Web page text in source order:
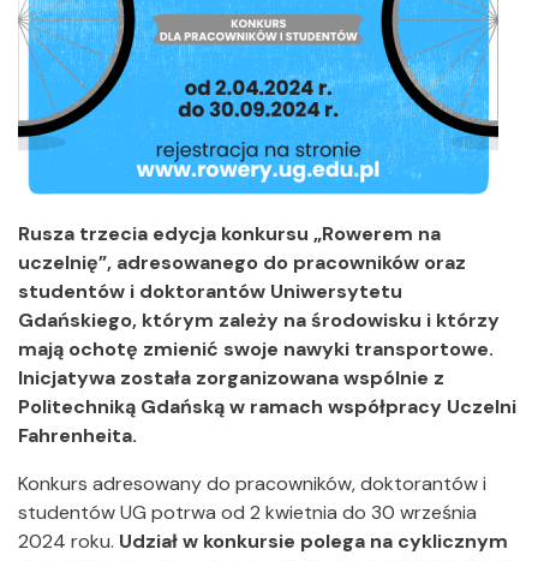
Rusza trzecia edycja konkursu „Rowerem na
uczelnię”, adresowanego do pracowników oraz
studentów i doktorantów Uniwersytetu
Gdańskiego, którym zależy na środowisku i którzy
mają ochotę zmienić swoje nawyki transportowe.
Inicjatywa została zorganizowana wspólnie z
Politechniką Gdańską w ramach współpracy Uczelni
Fahrenheita.
Konkurs adresowany do pracowników, doktorantów i
studentów UG potrwa od 2 kwietnia do 30 września
2024 roku. Udział w konkursie polega na cyklicznym